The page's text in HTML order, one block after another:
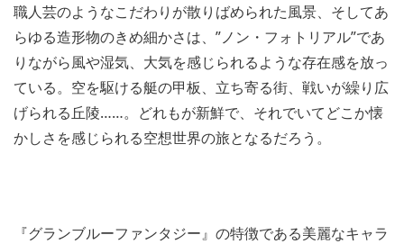
職人芸のようなこだわりが散りばめられた風景、そしてあ
らゆる造形物のきめ細かさは、”ノン・フォトリアル”であ
りながら風や湿気、大気を感じられるような存在感を放っ
ている。空を駆ける艇の甲板、立ち寄る街、戦いが繰り広
げられる丘陵……。どれもが新鮮で、それでいてどこか懐
かしさを感じられる空想世界の旅となるだろう。
『グランブルーファンタジー』の特徴である美麗なキャラ